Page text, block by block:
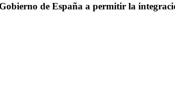
de España a permitir la